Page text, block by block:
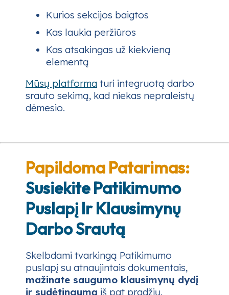
Kurios sekcijos baigtos
Kas laukia peržiūros
Kas atsakingas už kiekvieną
elementą
Mūsų platforma turi integruotą darbo
srauto sekimą, kad niekas nepraleistų
dėmesio.
Papildoma Patarimas:
Susiekite Patikimumo
Puslapį Ir Klausimynų
Darbo Srautą
Skelbdami tvarkingą Patikimumo
puslapį su atnaujintais dokumentais,
mažinate saugumo klausimynų dydį
ir sudėtingumą iš pat pradžių.